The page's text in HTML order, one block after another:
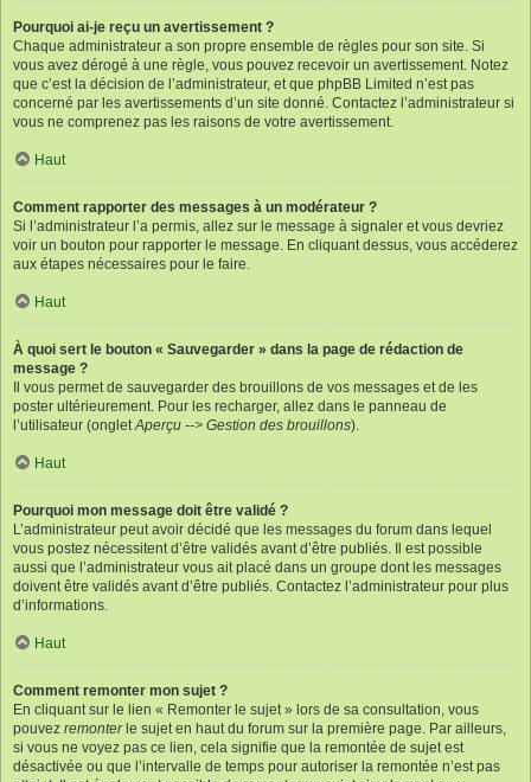
Pourquoi ai-je reçu un avertissement ?
Chaque administrateur a son propre ensemble de règles pour son site. Si
vous avez dérogé à une règle, vous pouvez recevoir un avertissement. Notez
que c’est la décision de l’administrateur, et que phpBB Limited n’est pas
concerné par les avertissements d’un site donné. Contactez l’administrateur si
vous ne comprenez pas les raisons de votre avertissement.
Haut
Comment rapporter des messages à un modérateur ?
Si l’administrateur l’a permis, allez sur le message à signaler et vous devriez
voir un bouton pour rapporter le message. En cliquant dessus, vous accéderez
aux étapes nécessaires pour le faire.
Haut
À quoi sert le bouton « Sauvegarder » dans la page de rédaction de
message ?
Il vous permet de sauvegarder des brouillons de vos messages et de les
poster ultérieurement. Pour les recharger, allez dans le panneau de
l’utilisateur (ongletAperçu --> Gestion des brouillons).
Haut
Pourquoi mon message doit être validé ?
L’administrateur peut avoir décidé que les messages du forum dans lequel
vous postez nécessitent d’être validés avant d’être publiés. Il est possible
aussi que l’administrateur vous ait placé dans un groupe dont les messages
doivent être validés avant d’être publiés. Contactez l’administrateur pour plus
d’informations.
Haut
Comment remonter mon sujet ?
En cliquant sur le lien « Remonter le sujet » lors de sa consultation, vous
pouvez remonterle sujet en haut du forum sur la première page. Par ailleurs,
si vous ne voyez pas ce lien, cela signifie que la remontée de sujet est
désactivée ou que l’intervalle de temps pour autoriser la remontée n’est pas